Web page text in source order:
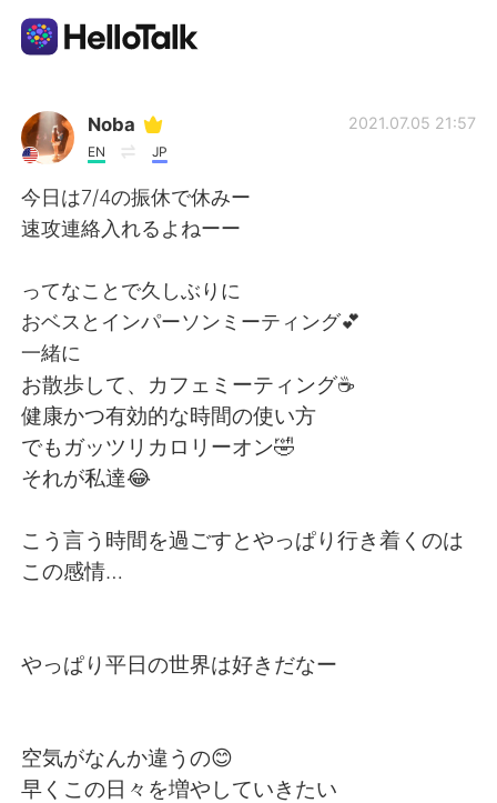
Dil Değişimi Uygulaması
Türkçe
English 简体中文
繁體中文 Español
العربية Français
한국어
Italiano Tiếng Việt
Noba
EN JP
2021.07.05 21:57
今日は7/4の振休で休みー
速攻連絡入れるよねーー
ってなことで久しぶりに
おベスとインパーソンミーティング💕
一緒に
お散歩して、カフェミーティング☕️
健康かつ有効的な時間の使い方
でもガッツリカロリーオン🤣
それが私達😂
こう言う時間を過ごすとやっぱり行き着くのは
この感情…
やっぱり平日の世界は好きだなー
空気がなんか違うの😊
早くこの日々を増やしていきたい